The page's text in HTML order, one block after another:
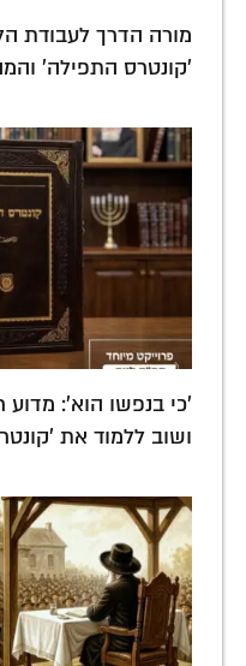
מורה הדרך לעבודת
'קונטרס התפילה'
'כי בנפשו הוא': מדוע
ושוב ללמוד את